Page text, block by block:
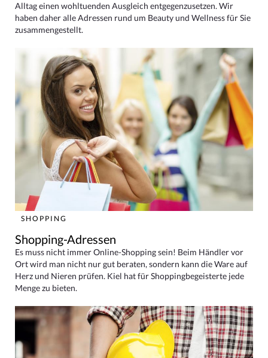
Alltag einen wohltuenden Ausgleich entgegenzusetzen. Wir
haben daher alle Adressen rund um Beauty und Wellness für Sie
zusammengestellt.
SHOPPING
Shopping-Adressen
Es muss nicht immer Online-Shopping sein! Beim Händler vor
Ort wird man nicht nur gut beraten, sondern kann die Ware auf
Herz und Nieren prüfen. Kiel hat für Shoppingbegeisterte jede
Menge zu bieten.